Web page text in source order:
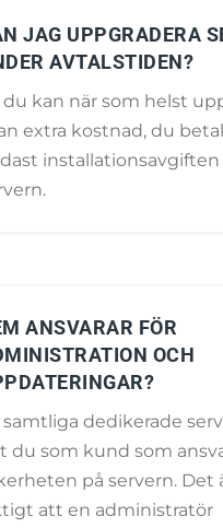
JAG UPPGRADERA
AVTALSTIDEN?
du kan när som helst
extra kostnad, du
installationsavgiften
ANSVARAR FÖR
OCH
samtliga dedikerade
du som kund som
på servern. Det
att en administratör